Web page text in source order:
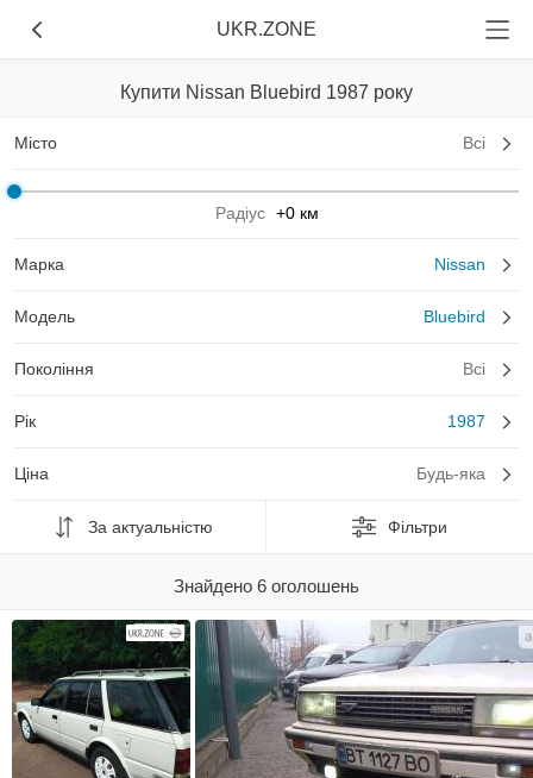
UKR.ZONE
Купити Nissan Bluebird 1987 року
Місто Всі
Радіус +0 км
Марка Nissan
Модель Bluebird
Покоління Всі
Рік 1987
Ціна Будь-яка
За актуальністю Фільтри
Знайдено 6 оголошень